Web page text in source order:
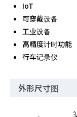
IoT
可穿戴设备
工业设备
高精度计时功能
行车记录仪
外形尺寸图